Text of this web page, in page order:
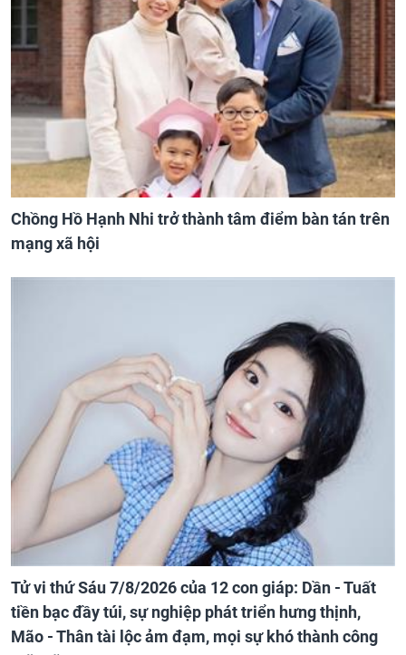
Chồng Hồ Hạnh Nhi trở thành tâm điểm bàn tán trên
mạng xã hội
Tử vi thứ Sáu 7/8/2026 của 12 con giáp: Dần - Tuất
tiền bạc đầy túi, sự nghiệp phát triển hưng thịnh,
Mão - Thân tài lộc ảm đạm, mọi sự khó thành công